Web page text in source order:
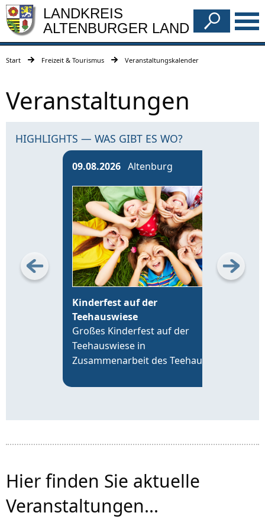
LANDKREIS
ALTENBURGER LAND
Start Freizeit & Tourismus Veranstaltungskalender
Veranstaltungen
HIGHLIGHTS — WAS GIBT ES WO?
09.08.2026 Altenburg
Kinderfest auf der
Teehauswiese
Großes Kinderfest auf der
Teehauswiese in
Zusammenarbeit des Teehaus
der VR-Bank Altenburger Land,
und über 20 Vereinen der Region.
Hier finden Sie aktuelle
Veranstaltungen...